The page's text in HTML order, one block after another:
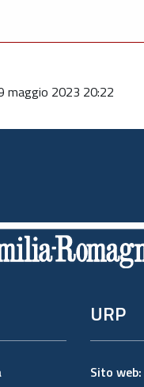
maggio 2023 20:22
URP
Sito web: